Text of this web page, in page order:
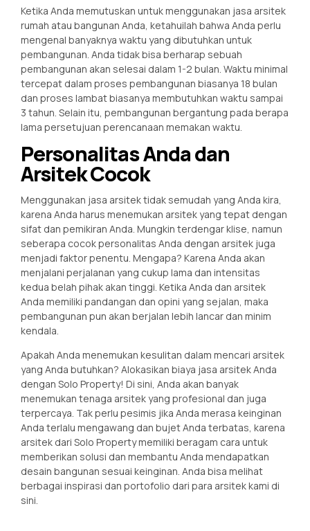
Ketika Anda memutuskan untuk menggunakan jasa arsitek
rumah atau bangunan Anda, ketahuilah bahwa Anda perlu
mengenal banyaknya waktu yang dibutuhkan untuk
pembangunan. Anda tidak bisa berharap sebuah
pembangunan akan selesai dalam 1-2 bulan. Waktu minimal
tercepat dalam proses pembangunan biasanya 18 bulan
dan proses lambat biasanya membutuhkan waktu sampai
3 tahun. Selain itu, pembangunan bergantung pada berapa
lama persetujuan perencanaan memakan waktu.
Personalitas Anda dan
Arsitek Cocok
Menggunakan jasa arsitek tidak semudah yang Anda kira,
karena Anda harus menemukan arsitek yang tepat dengan
sifat dan pemikiran Anda. Mungkin terdengar klise, namun
seberapa cocok personalitas Anda dengan arsitek juga
menjadi faktor penentu. Mengapa? Karena Anda akan
menjalani perjalanan yang cukup lama dan intensitas
kedua belah pihak akan tinggi. Ketika Anda dan arsitek
Anda memiliki pandangan dan opini yang sejalan, maka
pembangunan pun akan berjalan lebih lancar dan minim
kendala.
Apakah Anda menemukan kesulitan dalam mencari arsitek
yang Anda butuhkan? Alokasikan biaya jasa arsitek Anda
dengan Solo Property! Di sini, Anda akan banyak
menemukan tenaga arsitek yang profesional dan juga
terpercaya. Tak perlu pesimis jika Anda merasa keinginan
Anda terlalu mengawang dan bujet Anda terbatas, karena
arsitek dari Solo Property memiliki beragam cara untuk
memberikan solusi dan membantu Anda mendapatkan
desain bangunan sesuai keinginan. Anda bisa melihat
berbagai inspirasi dan portofolio dari para arsitek kami di
sini.